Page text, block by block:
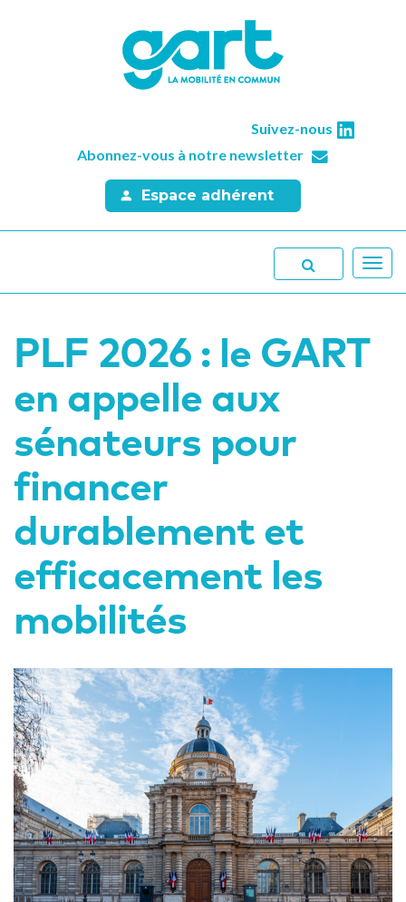
Suivez-nous
Abonnez-vous à notre newsletter
Espace adhérent
PLF 2026 : le GART
en appelle aux
sénateurs pour
financer
durablement et
efficacement les
mobilités